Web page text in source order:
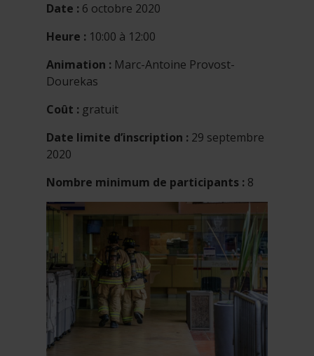
Date : 6 octobre 2020
Heure : 10:00 à 12:00
Animation : Marc-Antoine Provost-
Dourekas
Coût : gratuit
Date limite d’inscription : 29 septembre
2020
Nombre minimum de participants : 8